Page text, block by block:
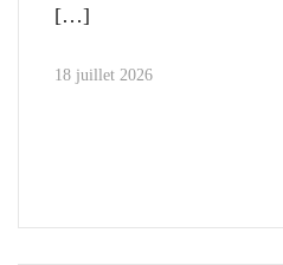
18 juillet 2026